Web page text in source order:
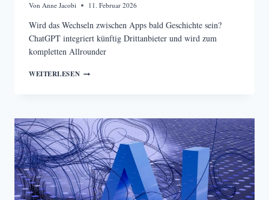
Von Anne Jacobi 11. Februar 2026
Wird das Wechseln zwischen Apps bald Geschichte sein?
ChatGPT integriert künftig Drittanbieter und wird zum
kompletten Allrounder
WEITERLESENCHATGPT
ONE-
APP:
REISEN
BUCHEN,
MUSIK
HÖREN,
KURSE
BELEGEN